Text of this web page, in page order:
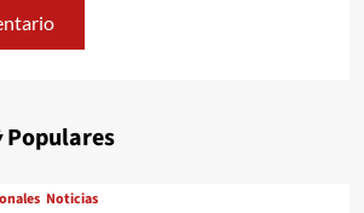
Populares
Noticias